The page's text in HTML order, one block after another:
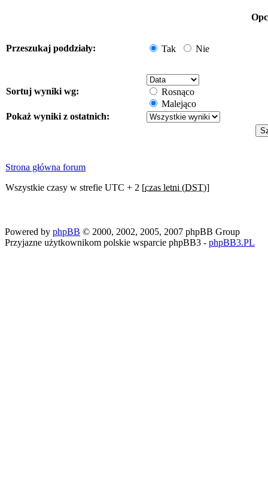
Przeszukaj poddziały: Tak Nie
Sortuj wyniki wg:
Rosnąco
Malejąco
Pokaż wyniki z ostatnich:
Strona główna forum
Wszystkie czasy w strefie UTC + 2 [czas letni (DST)]
Powered by phpBB © 2000, 2002, 2005, 2007 phpBB Group
Przyjazne użytkownikom polskie wsparcie phpBB3 - phpBB3.PL